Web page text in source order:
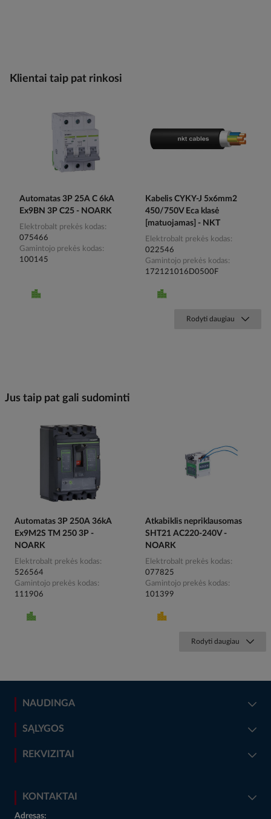
Klientai taip pat rinkosi
Automatas 3P 25A C 6kA
Ex9BN 3P C25 - NOARK
Elektrobalt prekės kodas
075466
Gamintojo prekės kodas
100145
Kabelis CYKY-J 5x6mm2
450/750V Eca klasė
[matuojamas] - NKT
Elektrobalt prekės kodas
022546
Gamintojo prekės kodas
172121016D0500F
Rodyti daugiau
Jus taip pat gali sudominti
Automatas 3P 250A 36kA
Ex9M2S TM 250 3P -
NOARK
Elektrobalt prekės kodas
526564
Gamintojo prekės kodas
111906
Atkabiklis nepriklausomas
SHT21 AC220-240V -
NOARK
Elektrobalt prekės kodas
077825
Gamintojo prekės kodas
101399
Rodyti daugiau
NAUDINGA
SĄLYGOS
REKVIZITAI
KONTAKTAI
Adresas: